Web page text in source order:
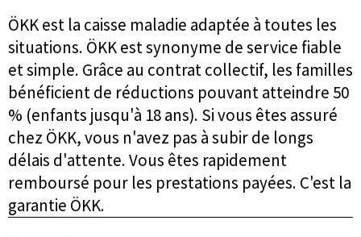
ÖKK est la caisse maladie adaptée à toutes les
situations. ÖKK est synonyme de service fiable
et simple. Grâce au contrat collectif, les familles
bénéficient de réductions pouvant atteindre 50
% (enfants jusqu'à 18 ans). Si vous êtes assuré
chez ÖKK, vous n'avez pas à subir de longs
délais d'attente. Vous êtes rapidement
remboursé pour les prestations payées. C'est la
garantie ÖKK.